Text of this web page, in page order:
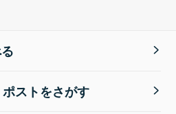
ストをさがす